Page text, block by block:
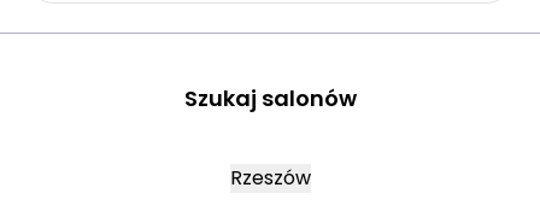
Szukaj salonów
Rzeszów